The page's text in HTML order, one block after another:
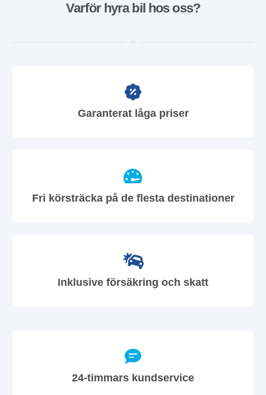
Varför hyra bil hos oss?
Garanterat låga priser
Fri körsträcka på de flesta destinationer
Inklusive försäkring och skatt
24-timmars kundservice